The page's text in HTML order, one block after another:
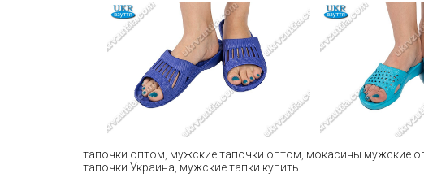
тапочки оптом мужские тапочки оптом мокасины мужские
тапочки Украина мужские тапки купить